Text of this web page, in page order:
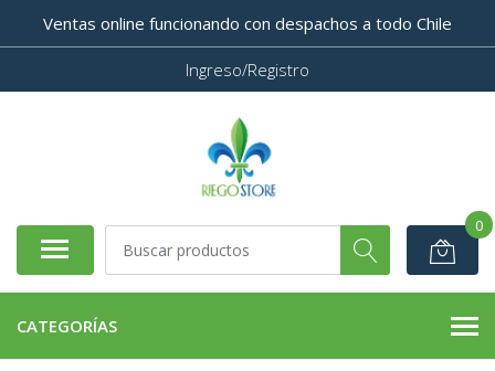
Ventas online funcionando con despachos a todo Chile
Ingreso/Registro
0
CATEGORÍAS